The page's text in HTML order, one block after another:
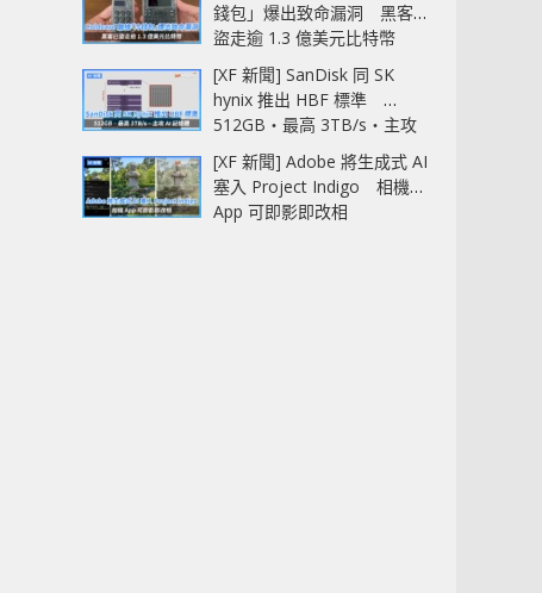
錢包」爆出致命漏洞 黑客已
盜走逾 1.3 億美元比特幣
[XF 新聞] SanDisk 同 SK
hynix 推出 HBF 標準
512GB‧最高 3TB/s‧主攻
AI 記憶體
[XF 新聞] Adobe 將生成式 AI
塞入 Project Indigo 相機
App 可即影即改相